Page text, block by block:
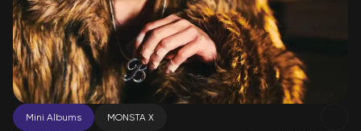
Mini Albums MONSTA X